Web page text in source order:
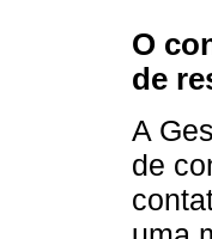
O
de
A
de